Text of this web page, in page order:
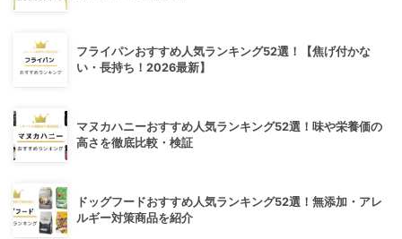
フライパンおすすめ人気ランキング52選！【焦げ付かな
い・長持ち！2026最新】
マヌカハニーおすすめ人気ランキング52選！味や栄養価の
高さを徹底比較・検証
ドッグフードおすすめ人気ランキング52選！無添加・アレ
ルギー対策商品を紹介